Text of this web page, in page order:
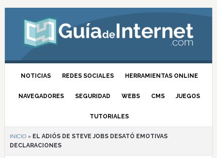
NOTICIAS REDES SOCIALES HERRAMIENTAS ONLINE
NAVEGADORES SEGURIDAD WEBS CMS JUEGOS
TUTORIALES
INICIO» EL ADIÓS DE STEVE JOBS DESATÓ EMOTIVAS
DECLARACIONES